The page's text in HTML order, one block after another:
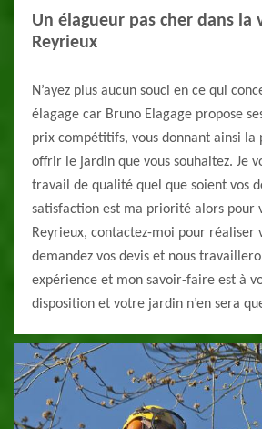
Un élagueur pas cher dans la
Reyrieux
N’ayez plus aucun souci en ce qui
élagage car Bruno Elagage propose
prix compétitifs, vous donnant ainsi la
offrir le jardin que vous souhaitez. Je
travail de qualité quel que soient vos
satisfaction est ma priorité alors pour
Reyrieux, contactez-moi pour réaliser
demandez vos devis et nous
expérience et mon savoir-faire est à
disposition et votre jardin n’en sera